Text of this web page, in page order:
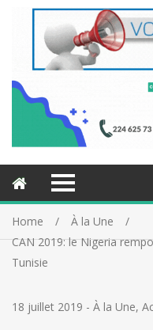
Home
À la Une
CAN 2019: le Nigeria
Tunisie
18 juillet 2019 - À la Une,